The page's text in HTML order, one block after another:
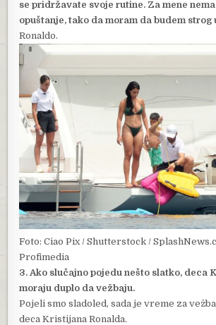
se pridržavate svoje rutine. Za mene
opuštanje, tako da moram da budem strog
Ronaldo.
Foto: Ciao Pix / Shutterstock /
Profimedia
3. Ako slučajno pojedu nešto slatko, deca
moraju duplo da vežbaju.
Pojeli smo sladoled, sada je vreme za
deca Kristijana Ronalda.